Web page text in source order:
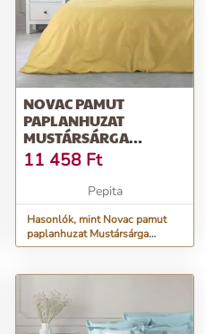
NOVAC PAMUT
PAPLANHUZAT
MUSTÁRSÁRGA
160X200 CM
11 458 Ft
Pepita
Hasonlók, mint Novac pamut
paplanhuzat Mustársárga
160x200 cm